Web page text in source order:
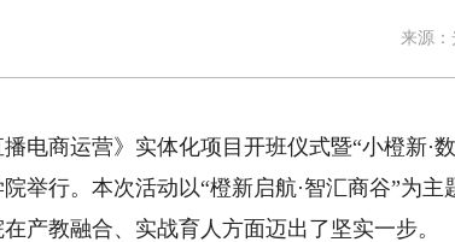
来源：
商运营》实体化项目开班仪式暨“小橙新·
举行。本次活动以“橙新启航·智汇商谷”为
产教融合、实战育人方面迈出了坚实一步。